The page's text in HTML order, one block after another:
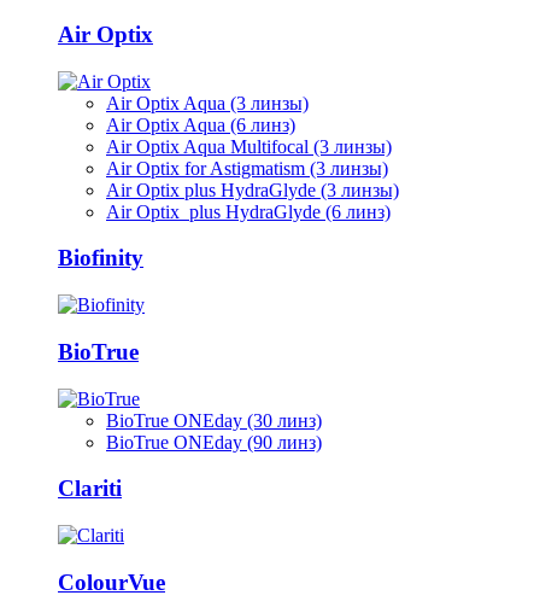
Air Optix
Air Optix Aqua (3 линзы)
Air Optix Aqua (6 линз)
Air Optix Aqua Multifocal (3 линзы)
Air Optix for Astigmatism (3 линзы)
Air Optix plus HydraGlyde (3 линзы)
Air Optix plus HydraGlyde (6 линз)
Biofinity
BioTrue
BioTrue ONEday (30 линз)
BioTrue ONEday (90 линз)
Clariti
ColourVue